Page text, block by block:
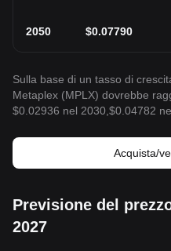
2050 $0.07790
Sulla base di un tasso di
Metaplex (MPLX) dovrebbe
$0.02936 nel 2030,$0.04782
Acquista/
Previsione del
2027